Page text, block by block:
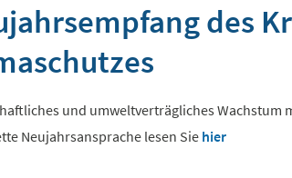
des
und umweltverträgliches Wachstum
Neujahrsansprache lesen Sie hier